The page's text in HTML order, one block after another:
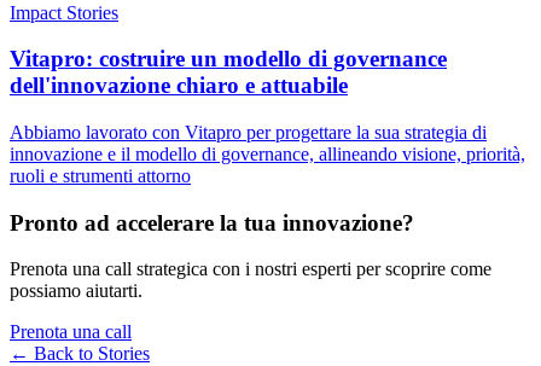
Impact Stories
Vitapro: costruire un modello di governance
dell'innovazione chiaro e attuabile
Abbiamo lavorato con Vitapro per progettare la sua strategia di
innovazione e il modello di governance, allineando visione, priorità,
ruoli e strumenti attorno
Pronto ad accelerare la tua innovazione?
Prenota una call strategica con i nostri esperti per scoprire come
possiamo aiutarti.
Prenota una call
← Back to Stories